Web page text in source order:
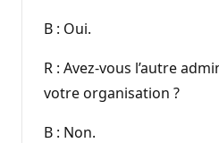
B : Oui.
R : Avez-vous l’autre
votre organisation ?
B : Non.